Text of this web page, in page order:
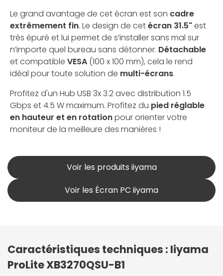
Le grand avantage de cet écran est son cadre
extrêmement fin. Le design de cetécran 31.5"est
très épuré et lui permet de s’installer sans mal sur
n’importe quel bureau sans détonner. Détachable
et compatible VESA (100 x 100 mm), cela le rend
idéal pour toute solution de multi-écrans.
Profitez d'un Hub USB 3x 3.2 avec distribution 1.5
Gbps et 4.5 W maximum. Profitez du pied réglable
en hauteur et en rotationpour orienter votre
moniteur de la meilleure des manières !
Voir les produits iiyama
Voir les Écran PC iiyama
Caractéristiques techniques : Iiyama
ProLite XB3270QSU-B1